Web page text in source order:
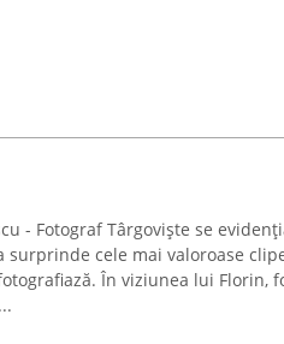
- Fotograf Târgoviște se
surprinde cele mai valoroase
În viziunea lui Florin,